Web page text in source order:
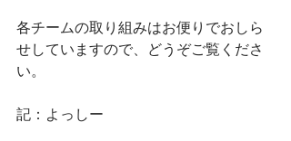
各チームの取り組みはお便りでおしら
せしていますので、どうぞご覧くださ
い。
記：よっしー